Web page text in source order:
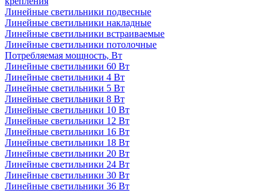
Линейные светильники подвесные
Линейные светильники накладные
Линейные светильники встраиваемые
Линейные светильники потолочные
Потребляемая мощность, Вт
Линейные светильники 60 Вт
Линейные светильники 4 Вт
Линейные светильники 5 Вт
Линейные светильники 8 Вт
Линейные светильники 10 Вт
Линейные светильники 12 Вт
Линейные светильники 16 Вт
Линейные светильники 18 Вт
Линейные светильники 20 Вт
Линейные светильники 24 Вт
Линейные светильники 30 Вт
Линейные светильники 36 Вт